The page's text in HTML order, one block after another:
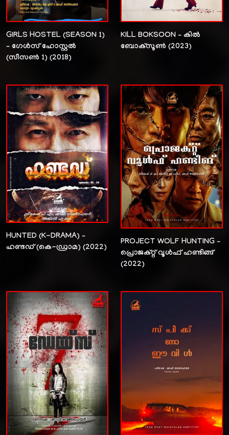
GIRLS HOSTEL (SEASON 1)
– ഗേൾസ് ഹോസ്റ്റൽ
(സീസൺ 1) (2018)
KILL BOKSOON – കിൽ
ബോക്സൂൺ (2023)
HUNTED (K-DRAMA) –
ഹണ്ടഡ് (കെ-ഡ്രാമ) (2022)
PROJECT WOLF HUNTING –
പ്രൊജക്റ്റ്‌ വൂൾഫ് ഹണ്ടിങ്ങ്
(2022)